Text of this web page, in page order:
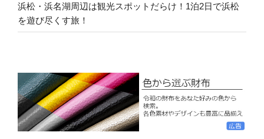
浜松・浜名湖周辺は観光スポットだらけ！1泊2日で浜松
を遊び尽くす旅！